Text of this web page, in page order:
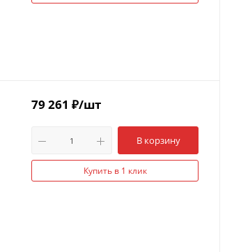
79 261 ₽/шт
В корзину
Купить в 1 клик